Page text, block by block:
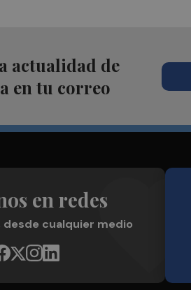
actualidad de
en tu correo
en redes
desde cualquier medio